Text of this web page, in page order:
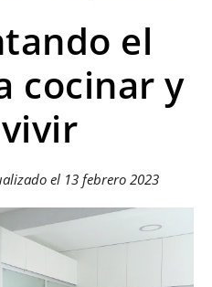
el
cocinar y
el 13 febrero 2023